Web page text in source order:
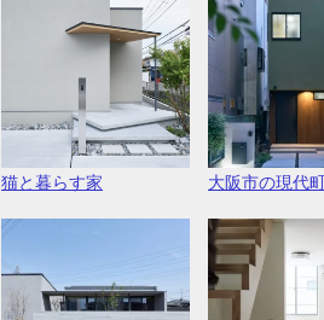
猫と暮らす家 大阪市の現代